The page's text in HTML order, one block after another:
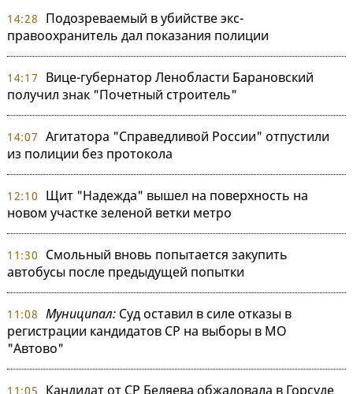
14:28
Подозреваемый в убийстве экс-
правоохранитель дал показания полиции
14:17
Вице-губернатор Ленобласти Барановский
получил знак "Почетный строитель"
14:07 Агитатора "Справедливой России" отпустили
из полиции без протокола
12:10
Щит "Надежда" вышел на поверхность на
новом участке зеленой ветки метро
11:30
Смольный вновь попытается закупить
автобусы после предыдущей попытки
11:08 Муниципал:Суд оставил в силе отказы в
регистрации кандидатов СР на выборы в МО
"Автово"
11:05
Кандидат от СР Беляева обжаловала в Горсуде